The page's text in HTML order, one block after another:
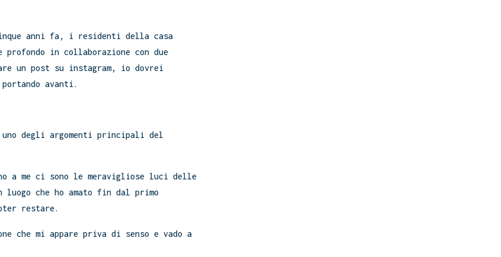
anni fa, i residenti della casa
profondo in collaborazione con due
un post su instagram, io dovrei
avanti.
degli argomenti principali del
a me ci sono le meravigliose luci delle
luogo che ho amato fin dal primo
restare.
che mi appare priva di senso e vado a